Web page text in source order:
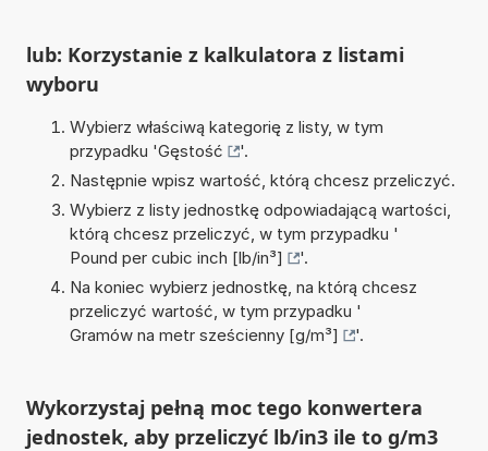
lub: Korzystanie z kalkulatora z listami
wyboru
Wybierz właściwą kategorię z listy, w tym
przypadku 'Gęstość
'.
Następnie wpisz wartość, którą chcesz przeliczyć.
Wybierz z listy jednostkę odpowiadającą wartości,
którą chcesz przeliczyć, w tym przypadku '
Pound per cubic inch [lb/in³]
'.
Na koniec wybierz jednostkę, na którą chcesz
przeliczyć wartość, w tym przypadku '
Gramów na metr sześcienny [g/m³]
'.
Wykorzystaj pełną moc tego konwertera
jednostek, aby przeliczyć lb/in3 ile to g/m3